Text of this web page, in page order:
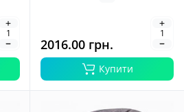
2016.00 грн.
Купити